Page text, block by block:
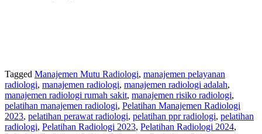
Tagged Manajemen Mutu Radiologi, manajemen pelayanan
radiologi, manajemen radiologi, manajemen radiologi adalah,
manajemen radiologi rumah sakit, manajemen risiko radiologi,
pelatihan manajemen radiologi, Pelatihan Manajemen Radiologi
2023, pelatihan perawat radiologi, pelatihan ppr radiologi, pelatihan
radiologi, Pelatihan Radiologi 2023, Pelatihan Radiologi 2024,